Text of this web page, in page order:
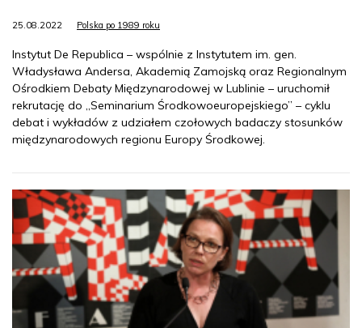
25.08.2022 Polska po 1989 roku
Instytut De Republica – wspólnie z Instytutem im. gen.
Władysława Andersa, Akademią Zamojską oraz Regionalnym
Ośrodkiem Debaty Międzynarodowej w Lublinie – uruchomił
rekrutację do „Seminarium Środkowoeuropejskiego” – cyklu
debat i wykładów z udziałem czołowych badaczy stosunków
międzynarodowych regionu Europy Środkowej.